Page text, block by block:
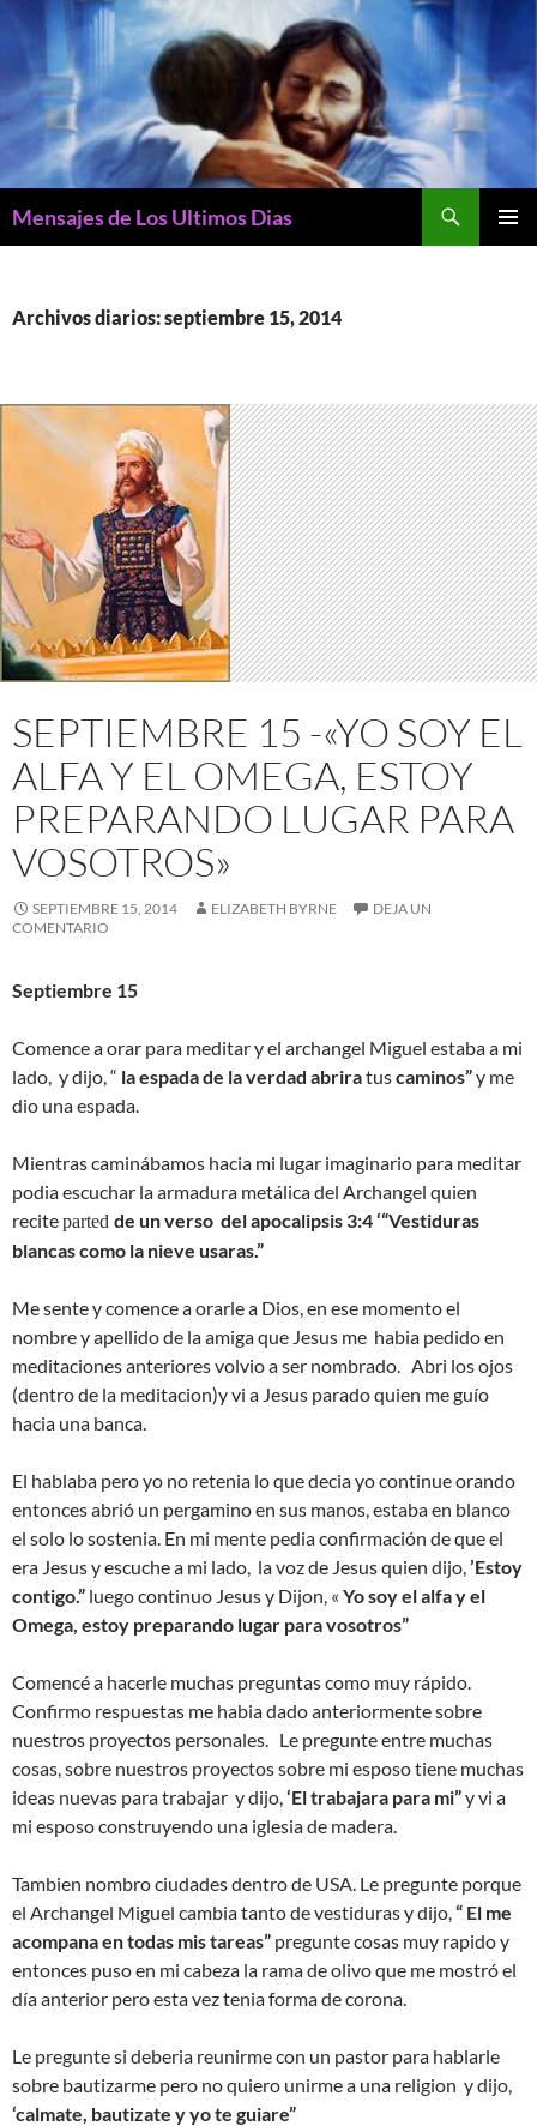
Mensajes de Los Ultimos Dias
Archivos diarios: septiembre 15, 2014
SEPTIEMBRE 15 -«YO SOY EL
ALFA Y EL OMEGA, ESTOY
PREPARANDO LUGAR PARA
VOSOTROS»
SEPTIEMBRE 15, 2014 ELIZABETH BYRNE
DEJA UN
COMENTARIO
Septiembre 15
Comence a orar para meditar y el archangel Miguel estaba a mi
lado, y dijo, “ la espada de la verdad abriratuscaminos”y me
dio una espada.
Mientras caminábamos hacia mi lugar imaginario para meditar
podia escuchar la armadura metálica del Archangel quien
reciteparted de un verso del apocalipsis 3:4 ‘“Vestiduras
blancas como la nieve usaras.”
Me sente y comence a orarle a Dios, en ese momento el
nombre y apellido de la amiga que Jesus me habia pedido en
meditaciones anteriores volvio a ser nombrado. Abri los ojos
(dentro de la meditacion)y vi a Jesus parado quien me guío
hacia una banca.
El hablaba pero yo no retenia lo que decia yo continue orando
entonces abrió un pergamino en sus manos, estaba en blanco
el solo lo sostenia. En mi mente pedia confirmación de que el
era Jesus y escuche a mi lado, la voz de Jesus quien dijo, ’Estoy
contigo.” luego continuo Jesus y Dijon, « Yo soy el alfa y el
Omega, estoy preparando lugar para vosotros”
Comencé a hacerle muchas preguntas como muy rápido.
Confirmo respuestas me habia dado anteriormente sobre
nuestros proyectos personales. Le pregunte entre muchas
cosas, sobre nuestros proyectos sobre mi esposo tiene muchas
ideas nuevas para trabajar y dijo, ‘El trabajara para mi”y vi a
mi esposo construyendo una iglesia de madera.
Tambien nombro ciudades dentro de USA. Le pregunte porque
el Archangel Miguel cambia tanto de vestiduras y dijo, “ El me
acompana en todas mis tareas” pregunte cosas muy rapido y
entonces puso en mi cabeza la rama de olivo que me mostró el
día anterior pero esta vez tenia forma de corona.
Le pregunte si deberia reunirme con un pastor para hablarle
sobre bautizarme pero no quiero unirme a una religion y dijo,
‘calmate, bautizate y yo te guiare”